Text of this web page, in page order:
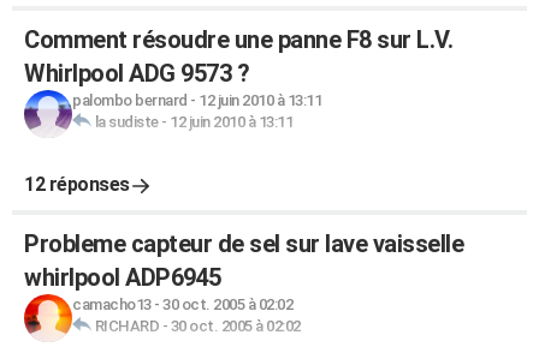
Comment résoudre une panne F8 sur L.V.
Whirlpool ADG 9573 ?
palombo bernard - 12 juin 2010 à 13:11
la sudiste- 12 juin 2010 à 13:11
12 réponses
Probleme capteur de sel sur lave vaisselle
whirlpool ADP6945
camacho13- 30 oct. 2005 à 02:02
RICHARD - 30 oct. 2005 à 02:02